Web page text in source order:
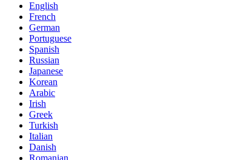
English
French
German
Portuguese
Spanish
Russian
Japanese
Korean
Arabic
Irish
Greek
Turkish
Italian
Danish